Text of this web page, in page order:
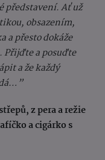
představení. Ať už
obsazením,
a přesto dokáže
a posuďte
a že každý
z pera a režie
a cigárko s